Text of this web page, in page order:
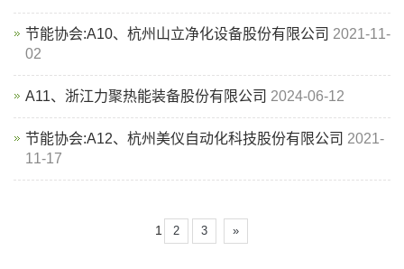
节能协会:A10、杭州山立净化设备股份有限公司 2021-11-
02
A11、浙江力聚热能装备股份有限公司 2024-06-12
节能协会:A12、杭州美仪自动化科技股份有限公司 2021-
11-17
1 2 3 »